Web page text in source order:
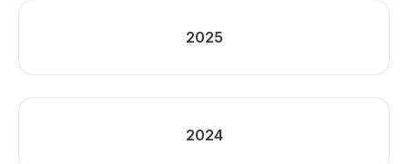
2025
2024